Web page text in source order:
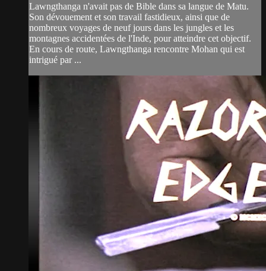
Lawngthanga n'avait pas de Bible dans sa langue de Matu.
Son dévouement et son travail fastidieux, ainsi que de
nombreux voyages de neuf jours dans les jungles et les
montagnes accidentées de l'Inde, pour atteindre cet objectif.
En cours de route, Lawngthanga rencontre Mohan qui est
intrigué par ...